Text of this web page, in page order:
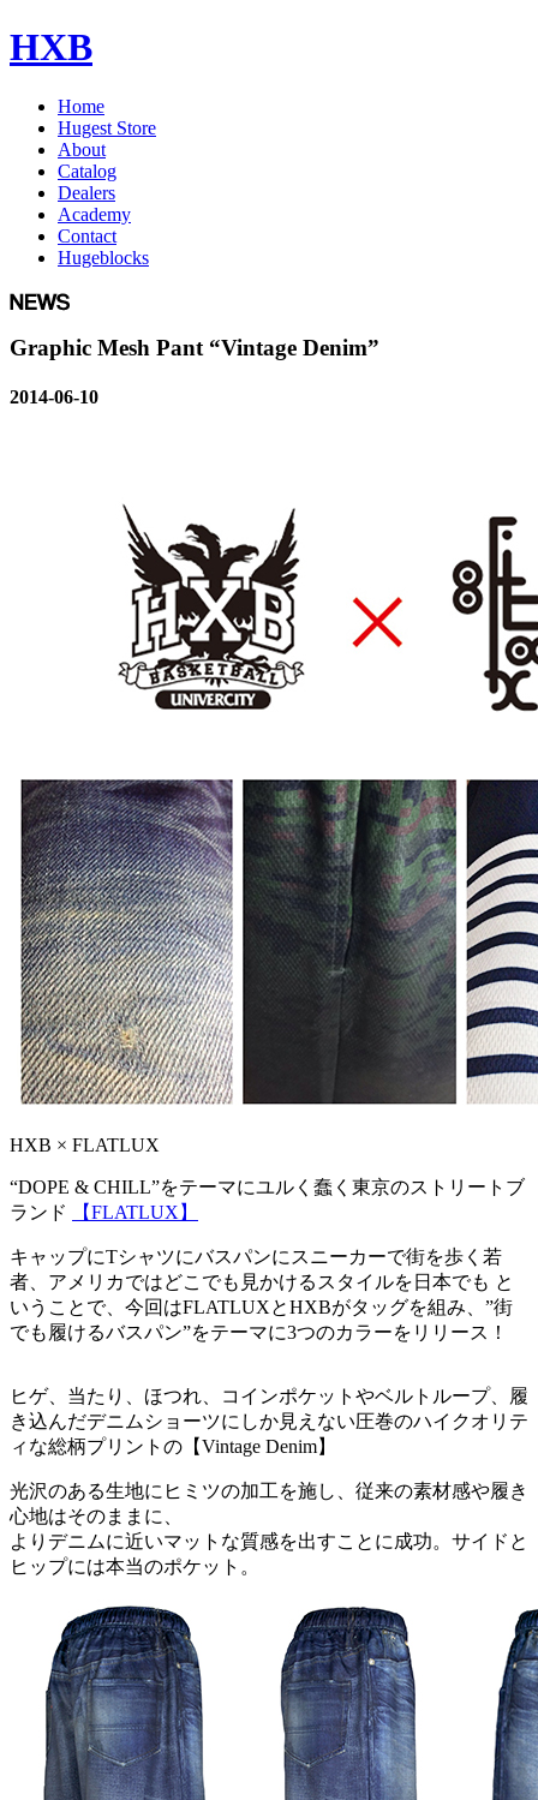
HXB
Home
Hugest Store
About
Catalog
Dealers
Academy
Contact
Hugeblocks
Graphic Mesh Pant “Vintage Denim”
2014-06-10
HXB × FLATLUX
“DOPE & CHILL”をテーマにユルく蠢く東京のストリートブ
ランド
【FLATLUX】
キャップにTシャツにバスパンにスニーカーで街を歩く若
者、アメリカではどこでも見かけるスタイルを日本でも と
いうことで、今回はFLATLUXとHXBがタッグを組み、”街
でも履けるバスパン”をテーマに3つのカラーをリリース！
ヒゲ、当たり、ほつれ、コインポケットやベルトループ、履
き込んだデニムショーツにしか見えない圧巻のハイクオリテ
ィな総柄プリントの【Vintage Denim】
光沢のある生地にヒミツの加工を施し、従来の素材感や履き
心地はそのままに、
よりデニムに近いマットな質感を出すことに成功。サイドと
ヒップには本当のポケット。